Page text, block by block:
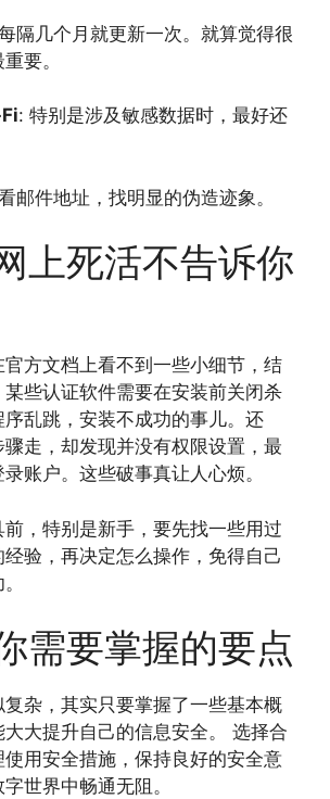
隔几个月就更新一次。就算觉得很
要。
: 特别是涉及敏感数据时，最好还
邮件地址，找明显的伪造迹象。
上死活不告诉你
方文档上看不到一些小细节，结
些认证软件需要在安装前关闭杀
乱跳，安装不成功的事儿。还
走，却发现并没有权限设置，最
账户。这些破事真让人心烦。
前，特别是新手，要先找一些用过
验，再决定怎么操作，免得自己
需要掌握的要点
杂，其实只要掌握了一些基本概
大提升自己的信息安全。 选择合
用安全措施，保持良好的安全意
世界中畅通无阻。